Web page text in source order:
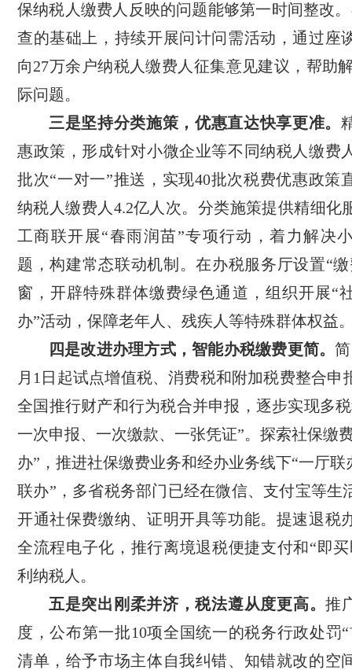
保纳税人缴费人反映的问题能够第一时间整改
查的基础上，持续开展问计问需活动，通过座
向27万余户纳税人缴费人征集意见建议，帮助
际问题。
三是坚持分类施策，优惠直达快享更准。
惠政策，形成针对小微企业等不同纳税人缴费
批次“一对一”推送，实现40批次税费优惠政策
纳税人缴费人4.2亿人次。分类施策提供精细化
工商联开展“春雨润苗”专项行动，着力解决
题，构建常态联动机制。在办税服务厅设置“
窗，开辟特殊群体缴费绿色通道，组织开展“
办”活动，保障老年人、残疾人等特殊群体权益
四是改进办理方式，智能办税缴费更简。
月1日起试点增值税、消费税和附加税费整合申
全国推行财产和行为税合并申报，逐步实现多
一次申报、一次缴款、一张凭证”。探索社保缴
办”，推进社保缴费业务和经办业务线下“一厅联
联办”，多省税务部门已经在微信、支付宝等生
开通社保费缴纳、证明开具等功能。提速退税
全流程电子化，推行离境退税便捷支付和“即
利纳税人。
五是突出刚柔并济，税法遵从度更高。推
度，公布第一批10项全国统一的税务行政处罚
清单，给予市场主体自我纠错、知错就改的空